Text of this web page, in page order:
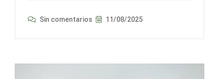
Sin comentarios 11/08/2025